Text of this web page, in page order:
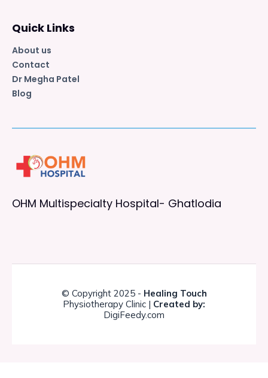
Quick Links
About us
Contact
Dr Megha Patel
Blog
OHM Multispecialty Hospital- Ghatlodia
© Copyright 2025 - Healing Touch
Physiotherapy Clinic | Created by:
DigiFeedy.com